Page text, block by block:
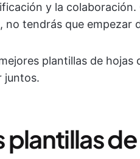
y la
no tendrás que empezar
plantillas de
juntos.
plantillas